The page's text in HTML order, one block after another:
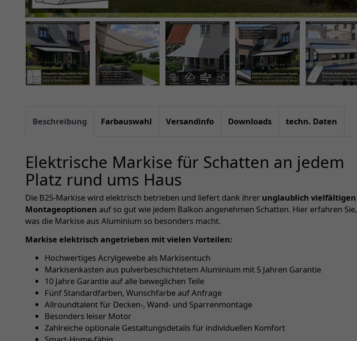
Beschreibung Farbauswahl Versandinfo Downloads techn. Daten
Elektrische Markise für Schatten an jedem
Platz rund ums Haus
Die B25-Markise wird elektrisch betrieben und liefert dank ihrer unglaublich vielfältigen
Montageoptionen auf so gut wie jedem Balkon angenehmen Schatten. Hier erfahren Sie,
was die Markise aus Aluminium so besonders macht.
Markise elektrisch angetrieben mit vielen Vorteilen:
Hochwertiges Acrylgewebe als Markisentuch
Markisenkasten aus pulverbeschichtetem Aluminium mit 5 Jahren Garantie
10 Jahre Garantie auf alle beweglichen Teile
Fünf Standardfarben, Wunschfarbe auf Anfrage
Allroundtalent für Decken-, Wand- und Sparrenmontage
Besonders leiser Motor
Zahlreiche optionale Gestaltungsdetails für individuellen Komfort